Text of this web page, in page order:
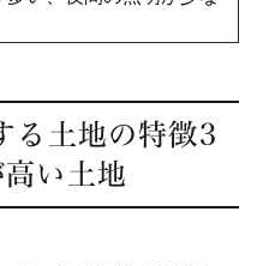
る土地の特徴3
い土地